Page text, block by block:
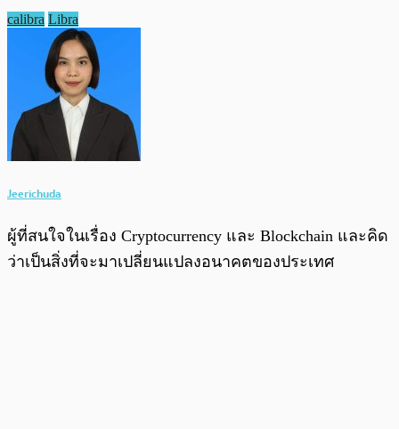
calibra Libra
Jeerichuda
ผู้ที่สนใจในเรื่อง Cryptocurrency และ Blockchain และคิด
ว่าเป็นสิ่งที่จะมาเปลี่ยนแปลงอนาคตของประเทศ